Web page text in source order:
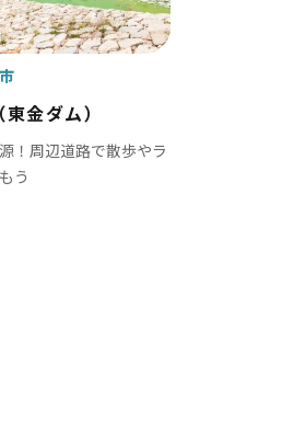
金ダム）
！周辺道路で散歩やラ
う